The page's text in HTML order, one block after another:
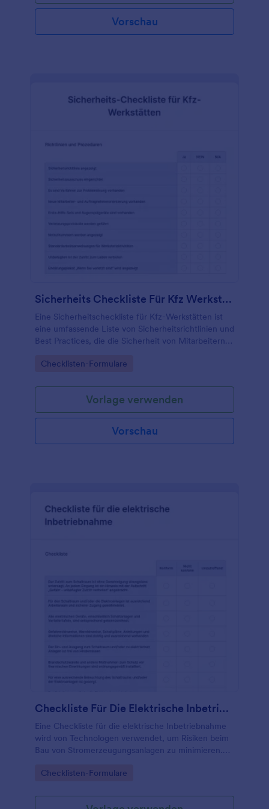
Arbeitsplatz besteht in der Regel aus mehreren
Abschnitten, die den gesamten Reinigungsprozess
abbilden. In der Kopfzeile stehen der Name des
das Verfahren für die Reinigung und die Checkliste
für die Reinigung, einschließlich eines Abschnitts für
falls zutreffend. Verwenden Sie diese kostenlose
Vorlage für eine Checkliste für die Reinigung von
Erstellen Sie dann einen Zeitplan, um Ihre
Mitarbeiter daran zu erinnern, was zu tun ist. Ganz
gleich, ob es sich bei Ihrem Unternehmen um ein
Hotel, ein Restaurant oder ein Büro handelt, dieses
sorgen und Gäste, Kunden und Mitarbeiter
zufrieden zu stellen.
Vorschau
Sicherheits Checkliste Für Kfz Werkstätten
Eine Sicherheitscheckliste für Kfz-Werkstätten ist
eine umfassende Liste von Sicherheitsrichtlinien und
Best Practices, die die Sicherheit von Mitarbeitern,
gewährleisten.
Go to Category:
Checklisten-Formulare
Vorlage verwenden
Vorschau
Checkliste Für Die Elektrische Inbetriebnahme
Eine Checkliste für die elektrische Inbetriebnahme
wird von Technologen verwendet, um Risiken beim
Bau von Stromerzeugungsanlagen zu minimieren.
Serviceteams sind, verwenden Sie diese kostenlose
den Inbetriebnahmeprozess elektrischer Geräte zu
Go to Category:
Checklisten-Formulare